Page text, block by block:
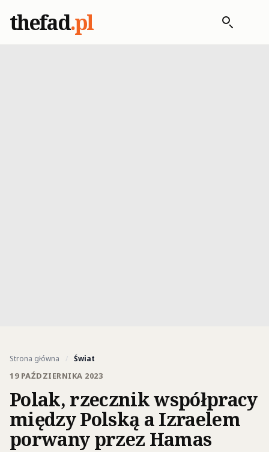
thefad.pl
Strona główna / Świat
19 PAŹDZIERNIKA 2023
Polak, rzecznik współpracy
między Polską a Izraelem
porwany przez Hamas